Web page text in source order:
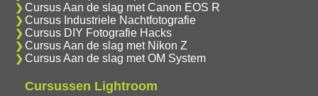
Cursus Aan de slag met Canon EOS R
Cursus Industriele Nachtfotografie
Cursus DIY Fotografie Hacks
Cursus Aan de slag met Nikon Z
Cursus Aan de slag met OM System
Cursussen Lightroom